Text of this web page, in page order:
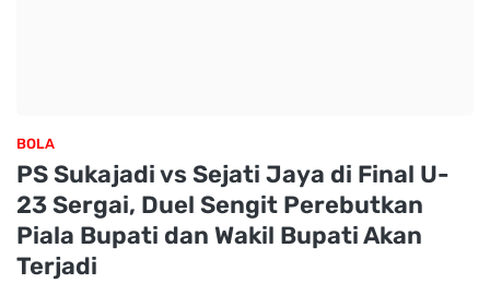
BOLA
PS Sukajadi vs Sejati Jaya di Final U-
23 Sergai, Duel Sengit Perebutkan
Piala Bupati dan Wakil Bupati Akan
Terjadi